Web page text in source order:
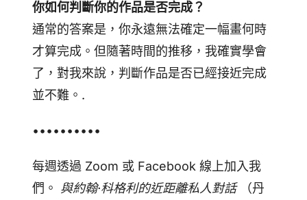
你如何判斷你的作品是否完成？
通常的答案是，你永遠無法確定一幅畫何時
才算完成。但隨著時間的推移，我確實學會
了，對我來說，判斷作品是否已經接近完成
並不難。.
••••••••••
每週透過 Zoom 或 Facebook 線上加入我
們。 與約翰·科格利的近距離私人對話（丹